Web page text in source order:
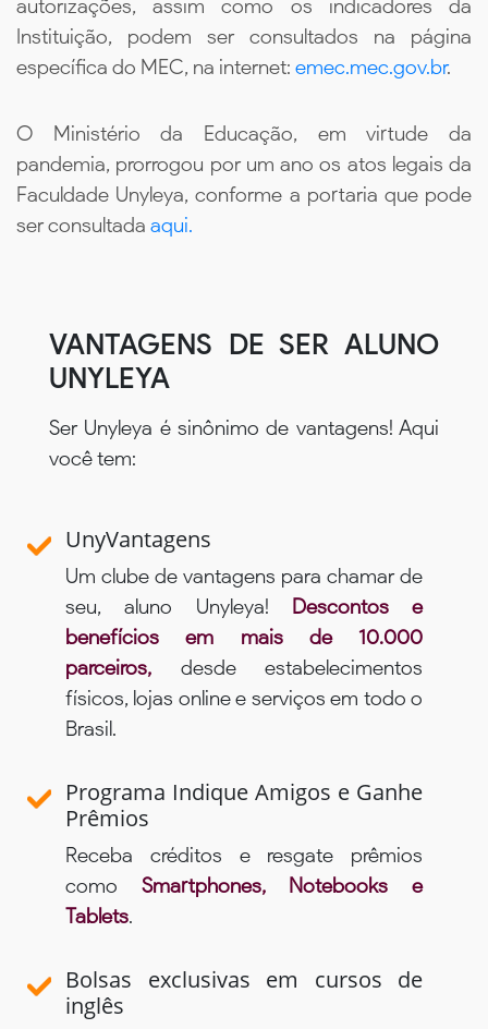
autorizações, assim como os indicadores da
Instituição, podem ser consultados na página
específica do MEC, na internet: emec.mec.gov.br.
O Ministério da Educação, em virtude da
pandemia, prorrogou por um ano os atos legais da
Faculdade Unyleya, conforme a portaria que pode
ser consultada aqui.
VANTAGENS DE SER ALUNO
UNYLEYA
Ser Unyleya é sinônimo de vantagens! Aqui
você tem:
UnyVantagens
Um clube de vantagens para chamar de
seu, aluno Unyleya! Descontos e
benefícios em mais de 10.000
parceiros, desde estabelecimentos
físicos, lojas online e serviços em todo o
Brasil.
Programa Indique Amigos e Ganhe
Prêmios
Receba créditos e resgate prêmios
como Smartphones, Notebooks e
Tablets.
Bolsas exclusivas em cursos de
inglês